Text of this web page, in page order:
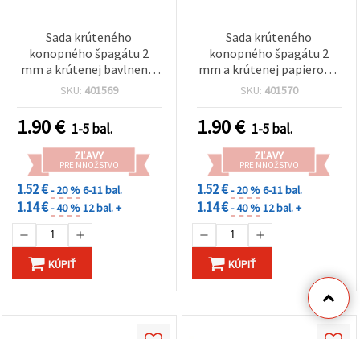
Sada krúteného
konopného špagátu 2
mm a krútenej bavlnenej
šnúry, bielo-červená, 2
SKU: 401569
1.90€ 1-5 bal.
ZĽAVY
PRE MNOŽSTVO
1.52 €- 20 %6-11 bal.
1.14 €- 40 %12 bal. +
KÚPIŤ
Sada krúteného
konopného špagátu 2
mm a krútenej papierovej
šnúrky 2 mm, bielo-
SKU: 401570
1.90€ 1-5 bal.
ZĽAVY
PRE MNOŽSTVO
1.52 €- 20 %6-11 bal.
1.14 €- 40 %12 bal. +
KÚPIŤ